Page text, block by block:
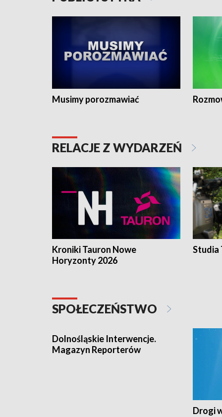
Musimy porozmawiać
RELACJE Z WYDARZEŃ
Kroniki Tauron Nowe
Horyzonty 2026
Studia
SPOŁECZEŃSTWO
Dolnośląskie Interwencje.
Magazyn Reporterów
Drogi